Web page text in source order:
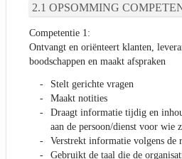
OPSOMMING
Competentie 1:
Ontvangt en oriënteert klanten,
boodschappen en maakt afspraken
Stelt gerichte vragen
Maakt notities
Draagt informatie tijdig en
aan de persoon/dienst voor wie
Verstrekt informatie volgens de
Gebruikt de taal die de